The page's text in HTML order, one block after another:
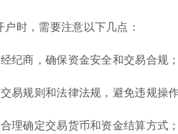
时，需要注意以下几点：
纪商，确保资金安全和交易合规；
易规则和法律法规，避免违规操作
理确定交易货币和资金结算方式；